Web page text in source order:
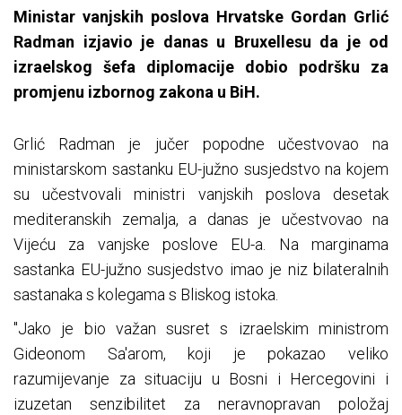
Ministar vanjskih poslova Hrvatske Gordan Grlić
Radman izjavio je danas u Bruxellesu da je od
izraelskog šefa diplomacije dobio podršku za
promjenu izbornog zakona u BiH.
Grlić Radman je jučer popodne učestvovao na
ministarskom sastanku EU-južno susjedstvo na kojem
su učestvovali ministri vanjskih poslova desetak
mediteranskih zemalja, a danas je učestvovao na
Vijeću za vanjske poslove EU-a. Na marginama
sastanka EU-južno susjedstvo imao je niz bilateralnih
sastanaka s kolegama s Bliskog istoka.
"Jako je bio važan susret s izraelskim ministrom
Gideonom Sa'arom, koji je pokazao veliko
razumijevanje za situaciju u Bosni i Hercegovini i
izuzetan senzibilitet za neravnopravan položaj